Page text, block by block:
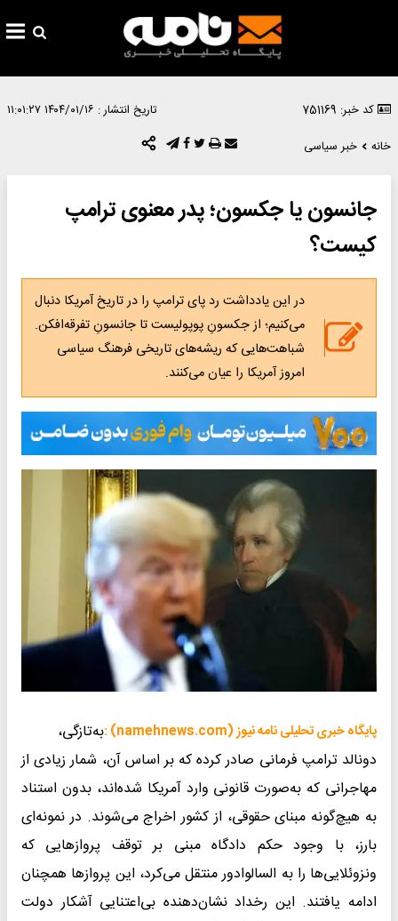
کد خبر: 751169 تاریخ انتشار : ۱۴۰۴/۰۱/۱۶ ۱۱:۰۱:۲۷
خانه
خبر سیاسی
جانسون یا جکسون؛ پدر معنوی ترامپ
کیست؟
در این یادداشت رد پای ترامپ را در تاریخ آمریکا دنبال
می‌کنیم؛ از جکسونِ پوپولیست تا جانسونِ تفرقه‌افکن.
شباهت‌هایی که ریشه‌های تاریخی فرهنگ سیاسی
امروز آمریکا را عیان می‌کنند.
پایگاه خبری تحلیلی نامه نیوز (namehnews.com) :
به‌تازگی،
دونالد ترامپ فرمانی صادر کرده که بر اساس آن، شمار زیادی از
مهاجرانی که به‌صورت قانونی وارد آمریکا شده‌اند، بدون استناد
به هیچ‌گونه مبنای حقوقی، از کشور اخراج می‌شوند. در نمونه‌ای
بارز، با وجود حکم دادگاه مبنی بر توقف پرواز‌هایی که
ونزوئلایی‌ها را به السالوادور منتقل می‌کرد، این پرواز‌ها همچنان
ادامه یافتند. این رخداد نشان‌دهنده بی‌اعتنایی آشکار دولت